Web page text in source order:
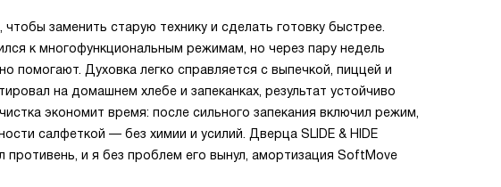
чтобы заменить старую технику и сделать готовку быстрее.
к многофункциональным режимам, но через пару недель
помогают. Духовка легко справляется с выпечкой, пиццей и
на домашнем хлебе и запеканках, результат устойчиво
экономит время: после сильного запекания включил режим,
салфеткой — без химии и усилий. Дверца SLIDE & HIDE
противень, и я без проблем его вынул, амортизация SoftMove